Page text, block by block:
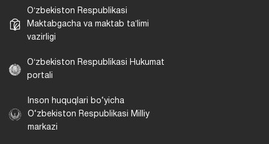
Oʻzbekiston Respublikasi
Maktabgacha va maktab taʼlimi
vazirligi
Oʻzbekiston Respublikasi Hukumat
portali
Inson huquqlari bo‘yicha
O‘zbekiston Respublikasi Milliy
markazi